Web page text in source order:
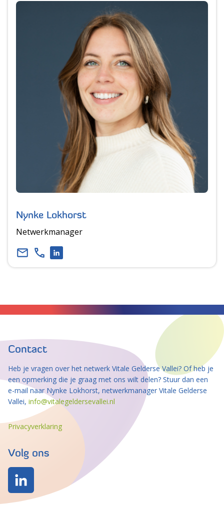
Nynke Lokhorst
Netwerkmanager
Contact
Heb je vragen over het netwerk Vitale Gelderse Vallei? Of heb je
een opmerking die je graag met ons wilt delen? Stuur dan een
e-mail naar Nynke Lokhorst, netwerkmanager Vitale Gelderse
Vallei, info@vitalegeldersevallei.nl
Privacyverklaring
Volg ons